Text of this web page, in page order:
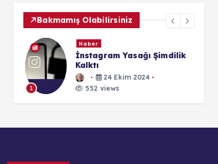
Bakmamış Olabilirsiniz
1
Haber
İnstagram Yasağı Şimdilik
Kalktı
24 Ekim 2024
552 views